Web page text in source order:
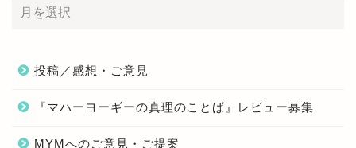
投稿／感想・ご意見
『マハーヨーギーの真理のことば』レビュー募集
MYMへのご意見・ご提案